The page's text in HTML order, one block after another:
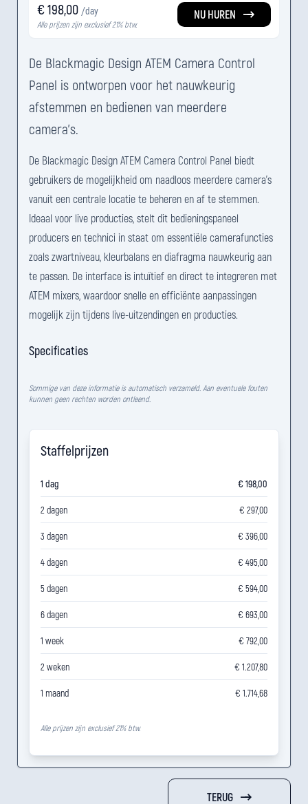
€ 198,00 /day
Alle prijzen zijn exclusief 21% btw.
NU HUREN
De Blackmagic Design ATEM Camera Control
Panel is ontworpen voor het nauwkeurig
afstemmen en bedienen van meerdere
camera's.
De Blackmagic Design ATEM Camera Control Panel biedt
gebruikers de mogelijkheid om naadloos meerdere camera's
vanuit een centrale locatie te beheren en af te stemmen.
Ideaal voor live producties, stelt dit bedieningspaneel
producers en technici in staat om essentiële camerafuncties
zoals zwartniveau, kleurbalans en diafragma nauwkeurig aan
te passen. De interface is intuïtief en direct te integreren met
ATEM mixers, waardoor snelle en efficiënte aanpassingen
mogelijk zijn tijdens live-uitzendingen en producties.
Specificaties
Sommige van deze informatie is automatisch verzameld. Aan eventuele fouten
kunnen geen rechten worden ontleend.
Staffelprijzen
1 dag € 198,00
2 dagen € 297,00
3 dagen € 396,00
4 dagen € 495,00
5 dagen € 594,00
6 dagen € 693,00
1 week € 792,00
2 weken € 1.207,80
1 maand € 1.714,68
Alle prijzen zijn exclusief 21% btw.
TERUG